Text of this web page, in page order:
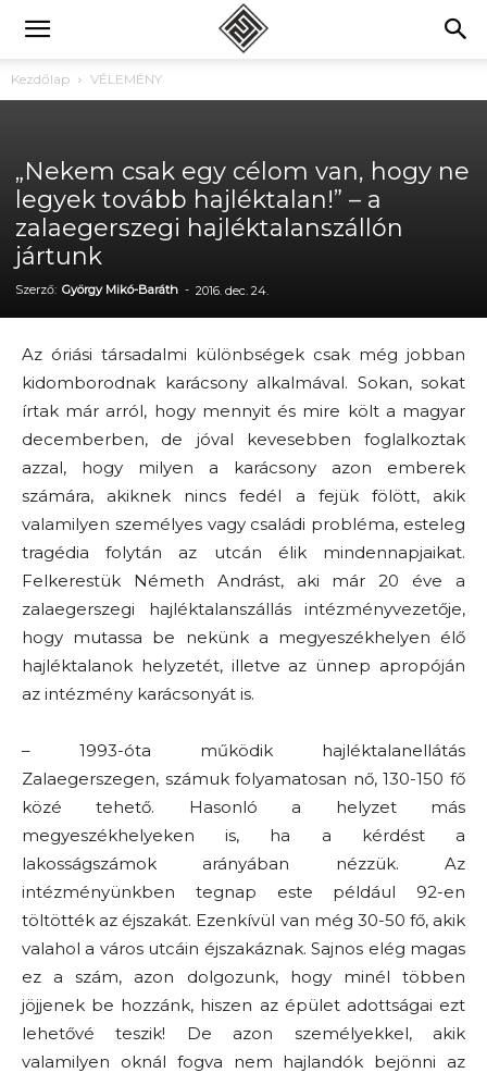
Kezdőlap VÉLEMÉNY
„Nekem csak egy célom van, hogy ne
legyek tovább hajléktalan!” – a
zalaegerszegi hajléktalanszállón
jártunk
Szerző: György Mikó-Baráth - 2016. dec. 24.
Az óriási társadalmi különbségek csak még jobban
kidomborodnak karácsony alkalmával. Sokan, sokat
írtak már arról, hogy mennyit és mire költ a magyar
decemberben, de jóval kevesebben foglalkoztak
azzal, hogy milyen a karácsony azon emberek
számára, akiknek nincs fedél a fejük fölött, akik
valamilyen személyes vagy családi probléma, esteleg
tragédia folytán az utcán élik mindennapjaikat.
Felkerestük Németh Andrást, aki már 20 éve a
zalaegerszegi hajléktalanszállás intézményvezetője,
hogy mutassa be nekünk a megyeszékhelyen élő
hajléktalanok helyzetét, illetve az ünnep apropóján
az intézmény karácsonyát is.
– 1993-óta működik hajléktalanellátás
Zalaegerszegen, számuk folyamatosan nő, 130-150 fő
közé tehető. Hasonló a helyzet más
megyeszékhelyeken is, ha a kérdést a
lakosságszámok arányában nézzük. Az
intézményünkben tegnap este például 92-en
töltötték az éjszakát. Ezenkívül van még 30-50 fő, akik
valahol a város utcáin éjszakáznak. Sajnos elég magas
ez a szám, azon dolgozunk, hogy minél többen
jöjjenek be hozzánk, hiszen az épület adottságai ezt
lehetővé teszik! De azon személyekkel, akik
valamilyen oknál fogva nem hajlandók bejönni az